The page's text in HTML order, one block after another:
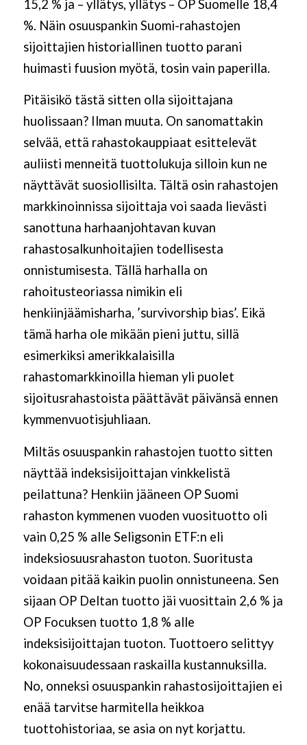
15,2 % ja – yllätys, yllätys – OP Suomelle 18,4
%. Näin osuuspankin Suomi-rahastojen
sijoittajien historiallinen tuotto parani
huimasti fuusion myötä, tosin vain paperilla.
Pitäisikö tästä sitten olla sijoittajana
huolissaan? Ilman muuta. On sanomattakin
selvää, että rahastokauppiaat esittelevät
auliisti menneitä tuottolukuja silloin kun ne
näyttävät suosiollisilta. Tältä osin rahastojen
markkinoinnissa sijoittaja voi saada lievästi
sanottuna harhaanjohtavan kuvan
rahastosalkunhoitajien todellisesta
onnistumisesta. Tällä harhalla on
rahoitusteoriassa nimikin eli
henkiinjäämisharha, ’survivorship bias’. Eikä
tämä harha ole mikään pieni juttu, sillä
esimerkiksi amerikkalaisilla
rahastomarkkinoilla hieman yli puolet
sijoitusrahastoista päättävät päivänsä ennen
kymmenvuotisjuhliaan.
Miltäs osuuspankin rahastojen tuotto sitten
näyttää indeksisijoittajan vinkkelistä
peilattuna? Henkiin jääneen OP Suomi
rahaston kymmenen vuoden vuosituotto oli
vain 0,25 % alle Seligsonin ETF:n eli
indeksiosuusrahaston tuoton. Suoritusta
voidaan pitää kaikin puolin onnistuneena. Sen
sijaan OP Deltan tuotto jäi vuosittain 2,6 % ja
OP Focuksen tuotto 1,8 % alle
indeksisijoittajan tuoton. Tuottoero selittyy
kokonaisuudessaan raskailla kustannuksilla.
No, onneksi osuuspankin rahastosijoittajien ei
enää tarvitse harmitella heikkoa
tuottohistoriaa, se asia on nyt korjattu.